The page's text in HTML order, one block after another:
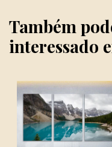
Também
interessado